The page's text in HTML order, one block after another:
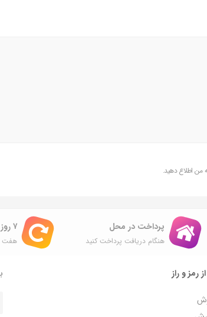
من اطلاع دهید.
پرداخت در محل
هنگام دریافت پرداخت کنید
۷ روز ضمانت بازگشت
هفت
رمز و راز